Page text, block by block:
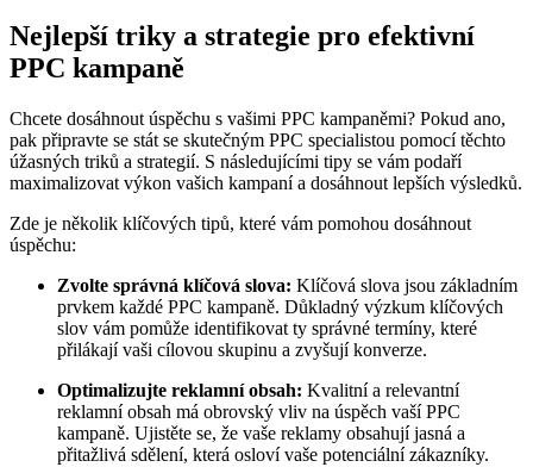
Nejlepší triky a strategie pro efektivní
PPC kampaně
Chcete dosáhnout úspěchu s vašimi PPC kampaněmi? Pokud ano,
pak připravte se stát se skutečným PPC specialistou pomocí těchto
úžasných triků a strategií. S následujícími tipy se vám podaří
maximalizovat výkon vašich kampaní a dosáhnout lepších výsledků.
Zde je několik klíčových tipů, které vám pomohou dosáhnout
úspěchu:
Zvolte správná klíčová slova: Klíčová slova jsou základním
prvkem každé PPC kampaně. Důkladný výzkum klíčových
slov vám pomůže identifikovat ty správné termíny, které
přilákají vaši cílovou skupinu a zvyšují konverze.
Optimalizujte reklamní obsah: Kvalitní a relevantní
reklamní obsah má obrovský vliv na úspěch vaší PPC
kampaně. Ujistěte se, že vaše reklamy obsahují jasná a
přitažlivá sdělení, která osloví vaše potenciální zákazníky.